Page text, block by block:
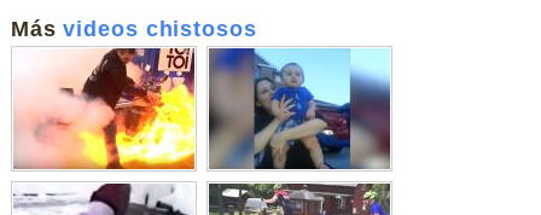
Másvideos chistosos